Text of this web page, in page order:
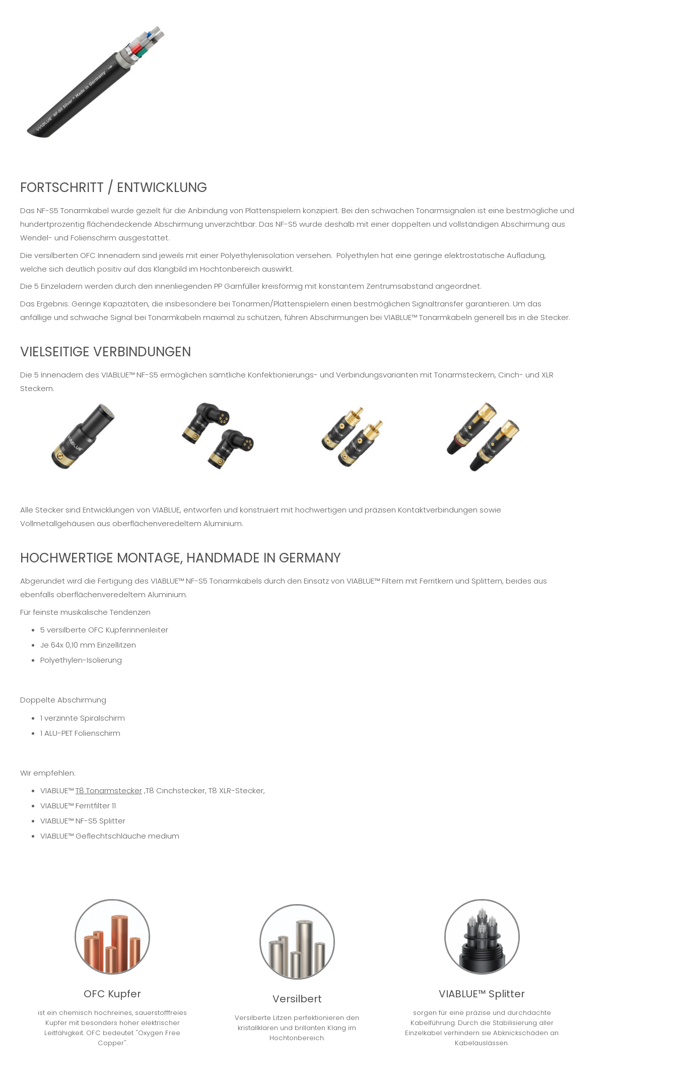
FORTSCHRITT / ENTWICKLUNG
Das NF-S5 Tonarmkabel wurde gezielt für die Anbindung von Plattenspielern konzipiert. Bei den schwachen Tonarmsignalen ist eine bestmögliche und
hundertprozentig flächendeckende Abschirmung unverzichtbar. Das NF-S5 wurde deshalb mit einer doppelten und vollständigen Abschirmung aus
Wendel- und Folienschirm ausgestattet.
Die versilberten OFC Innenadern sind jeweils mit einer Polyethylenisolation versehen. Polyethylen hat eine geringe elektrostatische Aufladung,
welche sich deutlich positiv auf das Klangbild im Hochtonbereich auswirkt.
Die 5 Einzeladern werden durch den innenliegenden PP Garnfüller kreisförmig mit konstantem Zentrumsabstand angeordnet.
Das Ergebnis: Geringe Kapazitäten, die insbesondere bei Tonarmen/Plattenspielern einen bestmöglichen Signaltransfer garantieren. Um das
anfällige und schwache Signal bei Tonarmkabeln maximal zu schützen, führen Abschirmungen bei VIABLUE™ Tonarmkabeln generell bis in die Stecker.
VIELSEITIGE VERBINDUNGEN
Die 5 Innenadern des VIABLUE™ NF-S5 ermöglichen sämtliche Konfektionierungs- und Verbindungsvarianten mit Tonarmsteckern, Cinch- und XLR
Steckern.
Alle Stecker sind Entwicklungen von VIABLUE, entworfen und konstruiert mit hochwertigen und präzisen Kontaktverbindungen sowie
Vollmetallgehäusen aus oberflächenveredeltem Aluminium.
HOCHWERTIGE MONTAGE, HANDMADE IN GERMANY
Abgerundet wird die Fertigung des VIABLUE™ NF-S5 Tonarmkabels durch den Einsatz von VIABLUE™ Filtern mit Ferritkern und Splittern, beides aus
ebenfalls oberflächenveredeltem Aluminium.
Für feinste musikalische Tendenzen
5 versilberte OFC Kupferinnenleiter
Je 64x 0,10 mm Einzellitzen
Polyethylen-Isolierung
Doppelte Abschirmung
1 verzinnte Spiralschirm
1 ALU-PET Folienschirm
Wir empfehlen:
VIABLUE™T8 Tonarmstecker,T8 Cinchstecker, T8 XLR-Stecker,
VIABLUE™ Ferritfilter 11
VIABLUE™ NF-S5 Splitter
VIABLUE™ Geflechtschläuche medium
OFC Kupfer
ist ein chemisch hochreines, sauerstofffreies
Kupfer mit besonders hoher elektrischer
Leitfähigkeit. OFC bedeutet "Oxygen Free
Copper".
Versilbert
Versilberte Litzen perfektionieren den
kristallklaren und brillanten Klang im
Hochtonbereich.
VIABLUE™ Splitter
sorgen für eine präzise und durchdachte
Kabelführung. Durch die Stabilisierung aller
Einzelkabel verhindern sie Abknickschäden an
Kabelauslässen.